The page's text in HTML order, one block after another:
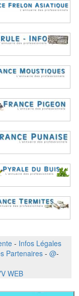
- Infos Légales
Partenaires - @-
WEB